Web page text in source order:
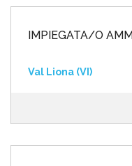
IMPIEGATA/O
Val Liona (VI)